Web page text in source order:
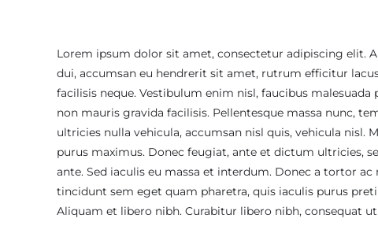
Lorem ipsum dolor sit amet, consectetur adipiscing elit.
dui, accumsan eu hendrerit sit amet, rutrum efficitur
facilisis neque. Vestibulum enim nisl, faucibus
non mauris gravida facilisis. Pellentesque massa nunc,
ultricies nulla vehicula, accumsan nisl quis, vehicula nisl.
purus maximus. Donec feugiat, ante et dictum ultricies,
ante. Sed iaculis eu massa et interdum. Donec a tortor
tincidunt sem eget quam pharetra, quis iaculis purus
Aliquam et libero nibh. Curabitur libero nibh, consequat